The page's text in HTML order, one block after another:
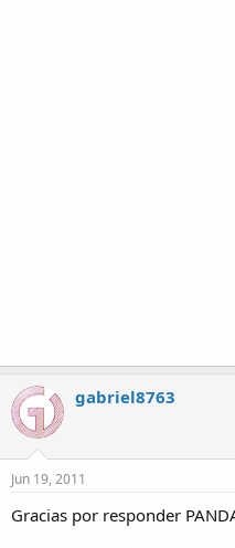
gabriel8763
Jun 19, 2011
Gracias por responder